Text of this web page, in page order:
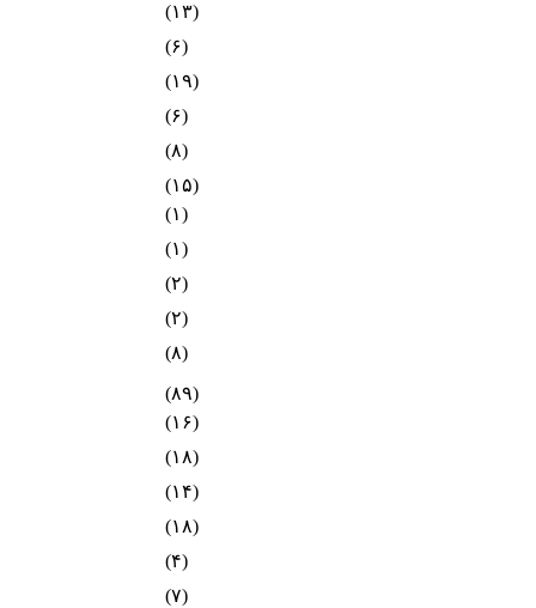
(۱۳)
(۶)
(۱۹)
(۶)
(۸)
(۱۵)
(۱)
(۱)
(۲)
(۲)
(۸)
(۸۹)
(۱۶)
(۱۸)
(۱۴)
(۱۸)
(۴)
(۷)